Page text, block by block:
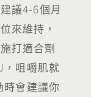
議4-6個月
來維持，
打適合劑
咀嚼肌就
會建議你